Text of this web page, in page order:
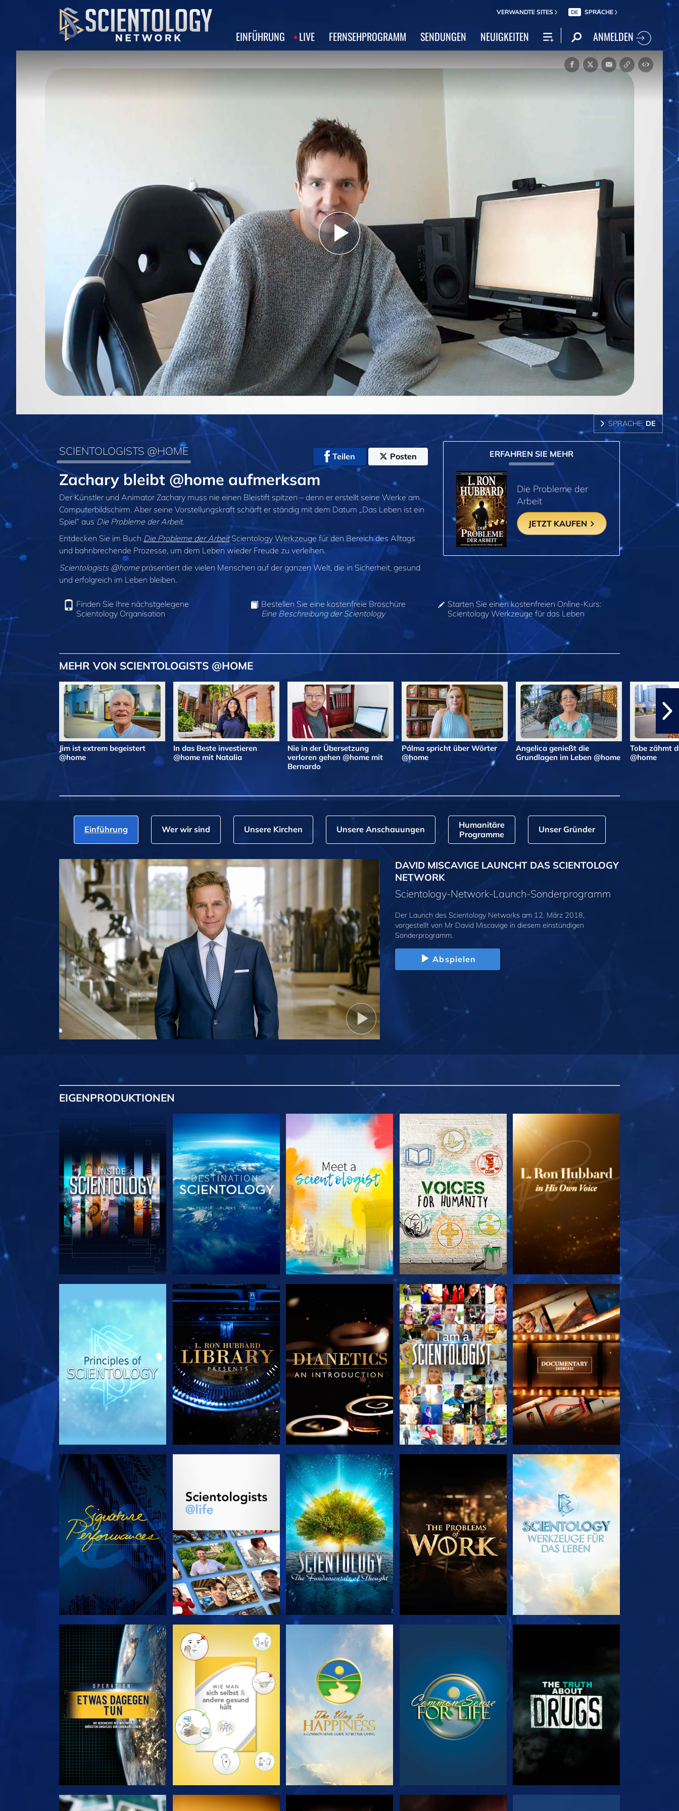
VERWANDTE SITES DE SPRACHE
EINFÜHRUNG LIVE FERNSEHPROGRAMM SENDUNGEN NEUIGKEITEN ANMELDEN
Play
Video
SPRACHE: DE
SCIENTOLOGISTS @HOME Teilen Posten
Zachary bleibt @home aufmerksam
Der Künstler und Animator Zachary muss nie einen Bleistift spitzen – denn er erstellt seine Werke am
Computerbildschirm. Aber seine Vorstellungskraft schärft er ständig mit dem Datum „Das Leben ist ein
Spiel“ aus Die Probleme der Arbeit.
Entdecken Sie im Buch Die Probleme der ArbeitScientology Werkzeuge für den Bereich des Alltags
und bahnbrechende Prozesse, um dem Leben wieder Freude zu verleihen.
Scientologists @homepräsentiert die vielen Menschen auf der ganzen Welt, die in Sicherheit, gesund
und erfolgreich im Leben bleiben.
ERFAHREN SIE MEHR
Die Probleme der
Arbeit
JETZT KAUFEN
Finden Sie Ihre nächstgelegene
Scientology Organisation
Bestellen Sie eine kostenfreie Broschüre
Eine Beschreibung der Scientology
Starten Sie einen kostenfreien Online-Kurs:
Scientology Werkzeuge für das Leben
MEHR VON SCIENTOLOGISTS @HOME
Jim ist extrem begeistert
@home
In das Beste investieren
@home mit Natalia
Nie in der Übersetzung
verloren gehen @home mit
Bernardo
Pálma spricht über Wörter
@home
Angelica genießt die
Grundlagen im Leben @home
Tobe zähmt
@home
Einführung Wer wir sind Unsere Kirchen Unsere Anschauungen
Humanitäre
Programme
Unser Gründer
DAVID MISCAVIGE LAUNCHT DAS SCIENTOLOGY
NETWORK
Scientology-Network-Launch-Sonderprogramm
Der Launch des Scientology Networks am 12. März 2018,
vorgestellt von Mr David Miscavige in diesem einstündigen
Sonderprogramm.
Abspielen
EIGENPRODUKTIONEN
SERIE ENTDECKEN SERIE ENTDECKEN SERIE ENTDECKEN SERIE ENTDECKEN SERIE ENTDECKEN
ANSEHEN ANSEHEN SERIE ENTDECKEN
SERIE ENTDECKEN SERIE ENTDECKEN